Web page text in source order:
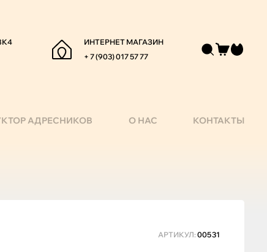
ИНТЕРНЕТ МАГАЗИН
+ 7 (903) 017 57 77
АДРЕСНИКОВ О НАС КОНТАКТЫ
АРТИКУЛ: 00531